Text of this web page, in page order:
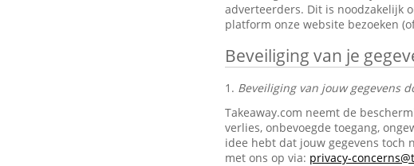
adverteerders. Dit is noodzakelijk
platform onze website bezoeken
Beveiliging van je
1. Beveiliging van jouw gegevens
Takeaway.com neemt de
verlies, onbevoegde toegang,
idee hebt dat jouw gegevens toch
met ons op via: privacy-